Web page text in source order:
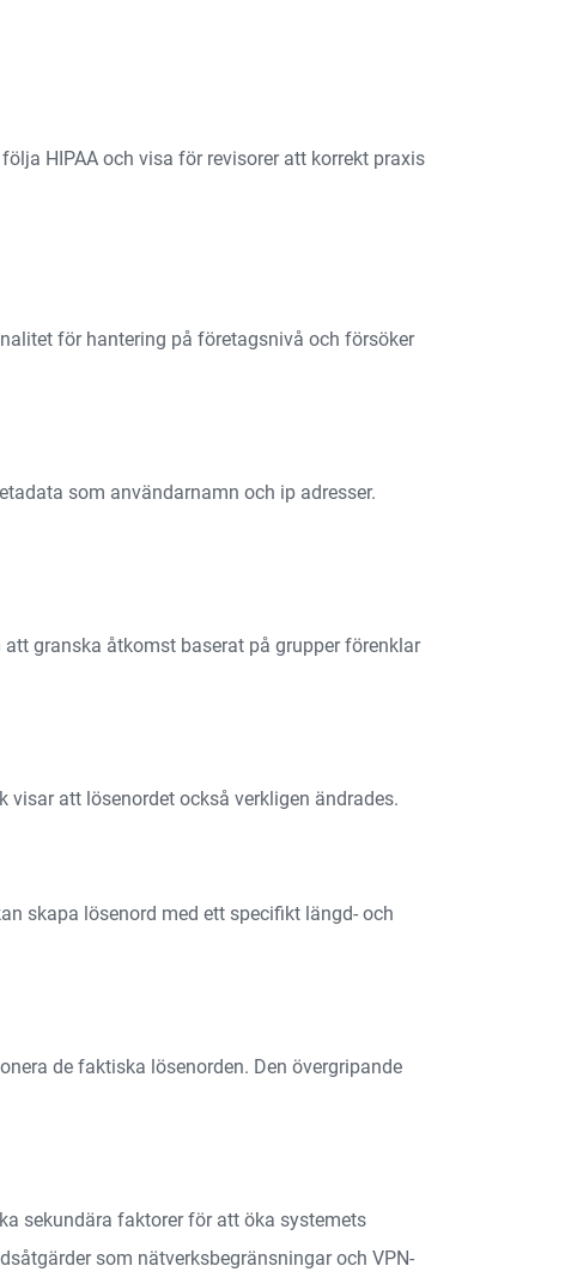
HIPAA och visa för revisorer att korrekt praxis
för hantering på företagsnivå och försöker
som användarnamn och ip adresser.
granska åtkomst baserat på grupper förenklar
att lösenordet också verkligen ändrades.
skapa lösenord med ett specifikt längd- och
de faktiska lösenorden. Den övergripande
sekundära faktorer för att öka systemets
som nätverksbegränsningar och VPN-